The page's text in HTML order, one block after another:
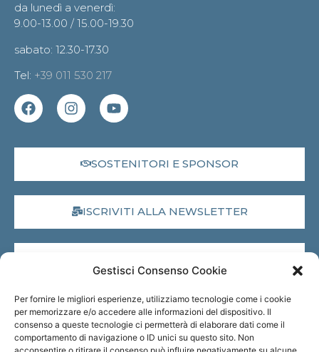
Gestisci Consenso Cookie
Per fornire le migliori esperienze, utilizziamo tecnologie come i cookie
per memorizzare e/o accedere alle informazioni del dispositivo. Il
consenso a queste tecnologie ci permetterà di elaborare dati come il
comportamento di navigazione o ID unici su questo sito. Non
da lunedì a venerdì:
9.00-13.00 / 15.00-19.30
sabato: 12.30-17.30
Tel: +39 011 530 217
SOSTENITORI E SPONSOR
ISCRIVITI ALLA NEWSLETTER
MUSEO VIRTUALE